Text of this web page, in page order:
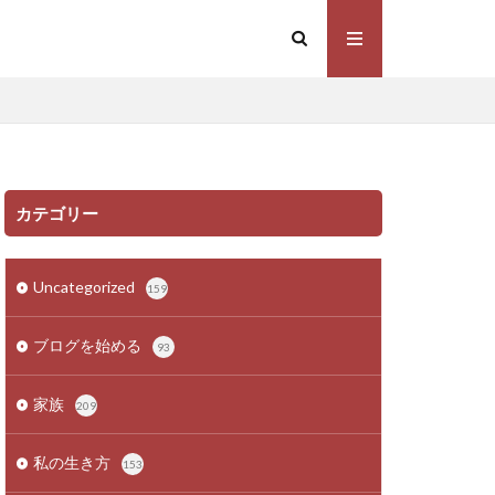
カテゴリー
Uncategorized 159
ブログを始める 93
家族 209
私の生き方 153